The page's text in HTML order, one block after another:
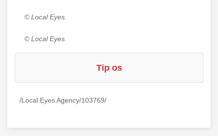
© Local Eyes.
© Local Eyes.
Tip os
/Local Eyes Agency/103769/